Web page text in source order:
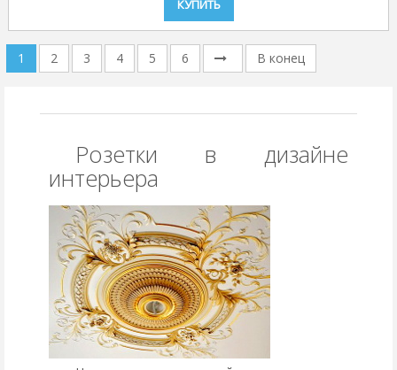
КУПИТЬ
1 2 3 4 5 6 В конец
Розетки в дизайне
интерьера